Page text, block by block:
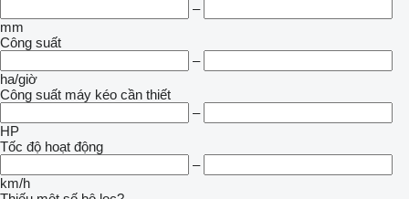
–
mm
Công suất
–
ha/giờ
Công suất máy kéo cần thiết
–
HP
Tốc độ hoạt động
–
km/h